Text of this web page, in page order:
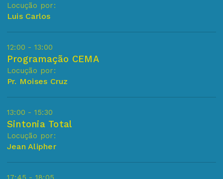
Locução por:
Luis Carlos
12:00 - 13:00
Programação CEMA
Locução por:
Pr. Moises Cruz
13:00 - 15:30
Sintonia Total
Locução por:
Jean Alipher